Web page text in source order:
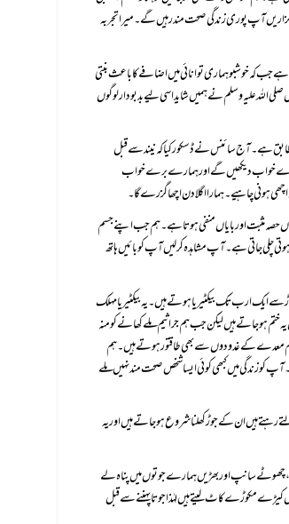
کی کمی کا شکار ہو جاتا ہے اور ہم دس مہلک بیمایوں میں مبتلا ہو جاتے ہیں، دمہ بھی ان دس بیماریوں میں شامل ہے۔ چنانچہ آپ یہ اوقات جاگ کر گزاریں آپ پوری زندگی صحت مند رہیں گے۔ میرا تجربہ
(۲)حضورصلی اللہ علیہ وسلم نے فرمایاکہ بدبودار اور گندے لوگوں کے ساتھ نہ بیٹھا کرو۔یہ حکم بھی حکمت سے لبالب ہے بدبو انسان کو ڈپریس کرتی ہے جب کہ خوشبو ہماری توانائی میں اضافے کا باعث بنتی
ہے۔ انسان اگر روزانہ دس منٹ بدبو دار اور گندے لوگوں میں بیٹھنا شروع کر دے تو یہ بیس دنوں میں ڈپریشن کا شکار ہو جائے گا۔ ہمارے رسول صلی اللہ علیہ وسلم نے ہمیں شاید اسی لیے بدبودار لوگوں
(۳) حضورصلی اللہ علیہ وسلم نے فرمایا: ان لوگوں کے درمیان نہ سوئیں جو سونے سے قبل بری باتیں کرتے ہیں۔یہ فرمان بھی حکمت کے عین مطابق ہے۔ آج سائنس نے ڈسکور کیاکہ نیند سے قبل
ہماری آخری گفتگو ہمارے خوابوں کا موضوع ہوتی ہے اور یہ خواب ہمارے اگلے دن کا موڈ طے کرتے ہیں۔ ہم اگر برا سن کر سوئیں گے تو ہم برے خواب دیکھیں گے اور ہمارے برے خواب
چاہیے۔ ہمارا اگلا دن اچھا گزرے گا۔
(۴)حضورصلی اللہ علیہ وسلم فرمایا: تم بائیں ہاتھ سے نہ کھاؤ۔یہ فرمان بھی عین سائنسی ہے ۔ہمارے دماغ کے دو حصے ہیں۔دایاں اور بایاں۔ دایاں حصہ مثبت اور بایاں منفی ہوتا ہے۔ ہم جب اپنے جسم
کو دائیں ہاتھ سے فیڈ کرتے ہیں تو ہماری مثبت سوچ مضبوط ہوتی ہے اور ہم جب اپنے بدن کو بائیں ہاتھ سے کھلاتے ہیں تو ہماری منفی سوچ طاقتور ہوتی چلی جاتی ہے۔ آپ مشاہدہ کر لیں آپ کو بائیں ہاتھ
(۵)حضورصلی اللہ علیہ وسلم نے فرمایا: منہ سے کھانا نکال کر نہ کھاؤ۔یہ فرمان بھی سائنس سے درست ثابت ہوتا ہے۔ ہمارے منہ میں دس کروڑ سے ایک ارب تک بیکٹیریا ہوتے ہیں۔یہ بیکٹیریا مہلک
سے نکال لیتے ہیں تو ان جراثیم کو آکسیجن مل جاتی ہے ۔یہ آکسیجن سیکنڈ کے ہزارویں حصے میں ان جراثیم کی تعداد کھربوں تک پہنچا دیتی ہے۔ یہ جراثیم معدے کے غدودوں سے بھی طاقتور ہوتے ہیں ۔ہم
جب منہ سے نکلے لقمے کو دوبارہ منہ میں رکھتے ہیں تو یہ لقمہ معدے میں پہنچ کر زہر بن جاتا ہے اور یہ زہر ہمارے پورے نظام ہضم کو تباہ کر دیتا ہے۔ آپ کو زندگی میں کبھی کوئی ایسا شخص صحت مند نہیں ملے
(۶)ہمارے رسول کریم صلی اللہ علیہ وسلم نے فرمایا: ہاتھ کے کڑاکے نہ نکالا کرو۔ سائنس کا کہنا ہے ہم میں سے جو لوگ انگلیوں کے کڑاکے نکالتے رہتے ہیں ان کے جوڑ کھلنا شروع ہو جاتے ہیں اور یہ
(۷)حضورصلی اللہ علیہ وسلم نے فرمایا: جوتا پہننے سے قبل اسے جھاڑ لیا کرو ۔ہماری زندگی کے عام واقعات میں کیڑے مکوڑے، بچھو، چھپکلیاں، چھوٹے سانپ اور بھڑیں ہمارے جوتوں میں پناہ لے
لیتی ہیں۔ ہمار ے بچے بھی جوتوں میں کیل کانٹے اور بلیڈ پھینک دیتے ہیں چنانچہ ہم جب جوتا پہنتے ہیں تو ہمارے پاؤں زخمی ہو جاتے ہیں یا پھر ہمیں کیڑے مکوڑے کاٹ لیتے ہیں لہٰذا جوتا پہننے سے قبل